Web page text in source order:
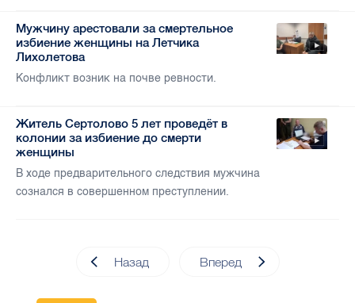
Мужчину арестовали за смертельное
избиение женщины на Летчика
Лихолетова
Конфликт возник на почве ревности.
Житель Сертолово 5 лет проведёт в
колонии за избиение до смерти
женщины
В ходе предварительного следствия мужчина
сознался в совершенном преступлении.
Назад Вперед